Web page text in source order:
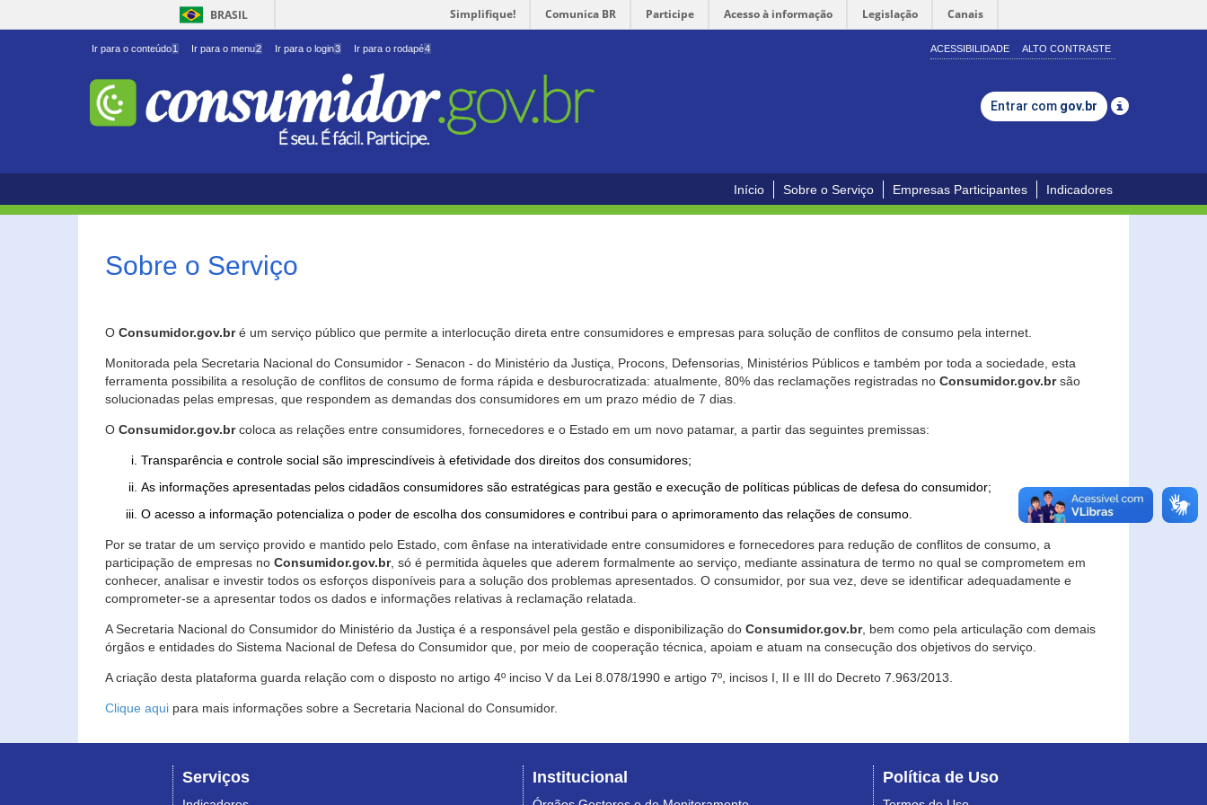
BRASIL Simplifique! Comunica BR Participe Acesso à informação Legislação Canais
Ir para o conteúdo1 Ir para o menu2 Ir para o login3 Ir para o rodapé4 ACESSIBILIDADE ALTO CONTRASTE
Entrar com gov.br
Início Sobre o Serviço Empresas Participantes Indicadores
Sobre o Serviço
O Consumidor.gov.bré um serviço público que permite a interlocução direta entre consumidores e empresas para solução de conflitos de consumo pela internet.
Monitorada pela Secretaria Nacional do Consumidor - Senacon - do Ministério da Justiça, Procons, Defensorias, Ministérios Públicos e também por toda a sociedade, esta
ferramenta possibilita a resolução de conflitos de consumo de forma rápida e desburocratizada: atualmente, 80% das reclamações registradas no Consumidor.gov.brsão
solucionadas pelas empresas, que respondem as demandas dos consumidores em um prazo médio de 7 dias.
O Consumidor.gov.brcoloca as relações entre consumidores, fornecedores e o Estado em um novo patamar, a partir das seguintes premissas:
Transparência e controle social são imprescindíveis à efetividade dos direitos dos consumidores;
As informações apresentadas pelos cidadãos consumidores são estratégicas para gestão e execução de políticas públicas de defesa do consumidor;
O acesso a informação potencializa o poder de escolha dos consumidores e contribui para o aprimoramento das relações de consumo.
Por se tratar de um serviço provido e mantido pelo Estado, com ênfase na interatividade entre consumidores e fornecedores para redução de conflitos de consumo, a
participação de empresas no Consumidor.gov.br, só é permitida àqueles que aderem formalmente ao serviço, mediante assinatura de termo no qual se comprometem em
conhecer, analisar e investir todos os esforços disponíveis para a solução dos problemas apresentados. O consumidor, por sua vez, deve se identificar adequadamente e
comprometer-se a apresentar todos os dados e informações relativas à reclamação relatada.
A Secretaria Nacional do Consumidor do Ministério da Justiça é a responsável pela gestão e disponibilização do Consumidor.gov.br, bem como pela articulação com demais
órgãos e entidades do Sistema Nacional de Defesa do Consumidor que, por meio de cooperação técnica, apoiam e atuam na consecução dos objetivos do serviço.
A criação desta plataforma guarda relação com o disposto no artigo 4º inciso V da Lei 8.078/1990 e artigo 7º, incisos I, II e III do Decreto 7.963/2013.
Clique aqui para mais informações sobre a Secretaria Nacional do Consumidor.
Serviços Institucional Política de Uso